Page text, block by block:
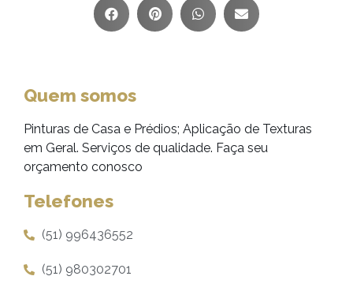
Quem somos
Pinturas de Casa e Prédios; Aplicação de Texturas
em Geral. Serviços de qualidade. Faça seu
orçamento conosco
Telefones
(51) 996436552
(51) 980302701